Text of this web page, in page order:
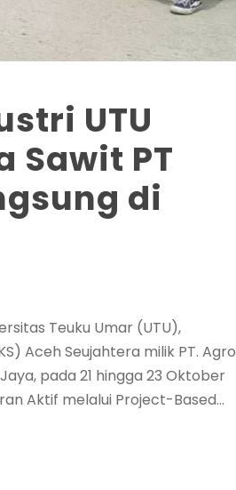
UTU
Sawit PT
di
Teuku Umar (UTU),
Aceh Seujahtera milik PT. Agro
pada 21 hingga 23 Oktober
Aktif melalui Project-Based...